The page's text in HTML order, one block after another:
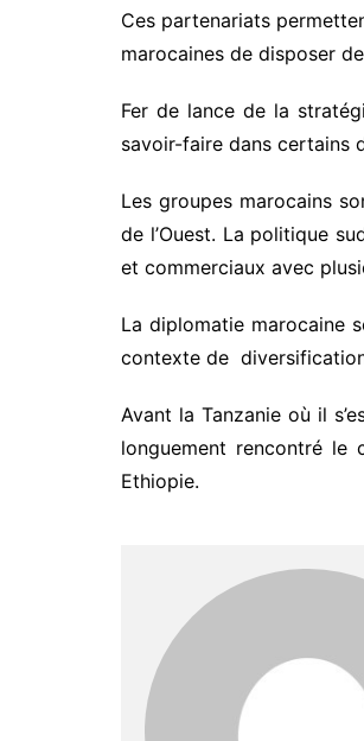
Ces partenariats
marocaines de disposer
Fer de lance de la
savoir-faire dans certains
Les groupes marocains
de l’Ouest. La politique
et commerciaux avec
La diplomatie marocaine
contexte de
Avant la Tanzanie où il
longuement rencontré le
Ethiopie.